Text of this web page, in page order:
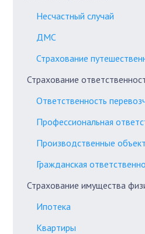
Несчастный случай
ДМС
Страхование
Страхование
Ответственность
Профессиональная
Производственные
Гражданская
Страхование имущества
Ипотека
Квартиры